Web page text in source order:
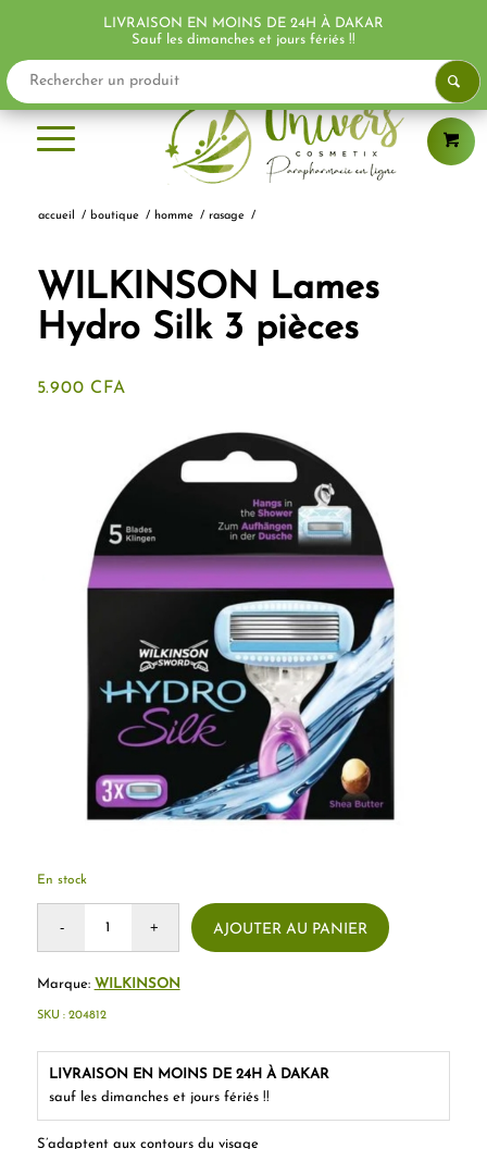
accueil / boutique / homme / rasage /
WILKINSON Lames
Hydro Silk 3 pièces
5.900 CFA
S’adaptent aux contours du visage
En stock
AJOUTER AU PANIER
Marque: WILKINSON
LIVRAISON EN MOINS DE 24H À DAKAR
sauf les dimanches et jours fériés !!
SKU : 204812
LIVRAISON EN MOINS DE 24H À DAKAR
Sauf les dimanches et jours fériés !!